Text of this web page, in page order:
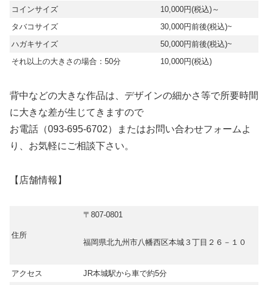
コインサイズ
10,000円(税込)～
タバコサイズ
30,000円前後(税込)~
ハガキサイズ
50,000円前後(税込)~
それ以上の大きさの場合：50分
10,000円(税込)
背中などの大きな作品は、デザインの細かさ等で所要時間
に大きな差が生じてきますので
お電話（093-695-6702）またはお問い合わせフォームよ
り、お気軽にご相談下さい。
【店舗情報】
住所
〒807-0801
福岡県北九州市八幡西区本城３丁目２６－１０
アクセス JR本城駅から車で約5分